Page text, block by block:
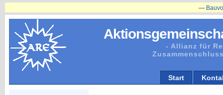
- Allianz für
Start